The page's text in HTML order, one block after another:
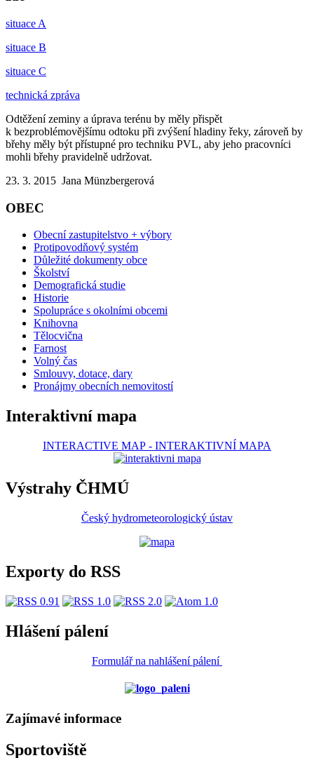
situace A
situace B
situace C
technická zpráva
Odtěžení zeminy a úprava terénu by měly přispět
k bezproblémovějšímu odtoku při zvýšení hladiny řeky, zároveň by
břehy měly být přístupné pro techniku PVL, aby jeho pracovníci
mohli břehy pravidelně udržovat.
23. 3. 2015 Jana Münzbergerová
OBEC
Obecní zastupitelstvo + výbory
Protipovodňový systém
Důležité dokumenty obce
Školství
Demografická studie
Historie
Spolupráce s okolními obcemi
Knihovna
Tělocvična
Farnost
Volný čas
Smlouvy, dotace, dary
Pronájmy obecních nemovitostí
Interaktivní mapa
INTERACTIVE MAP - INTERAKTIVNÍ MAPA
Výstrahy ČHMÚ
Český hydrometeorologický ústav
Exporty do RSS
Hlášení pálení
Formulář na nahlášení pálení
Zajímavé informace
Sportoviště